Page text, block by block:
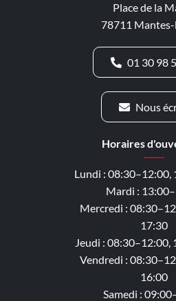
Place de la
78711
01 30 98
Nous
Horaires
Lundi : 08:30–12:00,
Mardi :
Mercredi :
17:30
Jeudi : 08:30–12:00,
Vendredi :
16:00
Samedi :